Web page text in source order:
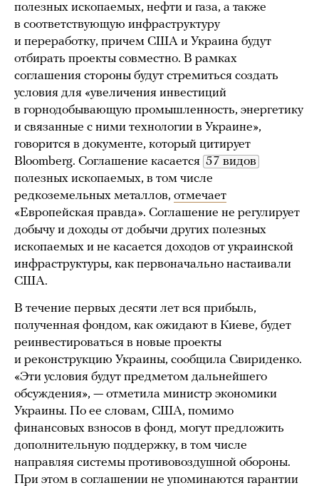
полезных ископаемых, нефти и газа, а также
в соответствующую инфраструктуру
и переработку, причем США и Украина будут
отбирать проекты совместно. В рамках
соглашения стороны будут стремиться создать
условия для «увеличения инвестиций
в горнодобывающую промышленность, энергетику
и связанные с ними технологии в Украине»,
говорится в документе, который цитирует
Bloomberg. Соглашение касается 57 видов
полезных ископаемых, в том числе
редкоземельных металлов, отмечает
«Европейская правда». Соглашение не регулирует
добычу и доходы от добычи других полезных
ископаемых и не касается доходов от украинской
инфраструктуры, как первоначально настаивали
США.
В течение первых десяти лет вся прибыль,
полученная фондом, как ожидают в Киеве, будет
реинвестироваться в новые проекты
и реконструкцию Украины, сообщила Свириденко.
«Эти условия будут предметом дальнейшего
обсуждения», — отметила министр экономики
Украины. По ее словам, США, помимо
финансовых взносов в фонд, могут предложить
дополнительную поддержку, в том числе
направляя системы противовоздушной обороны.
При этом в соглашении не упоминаются гарантии